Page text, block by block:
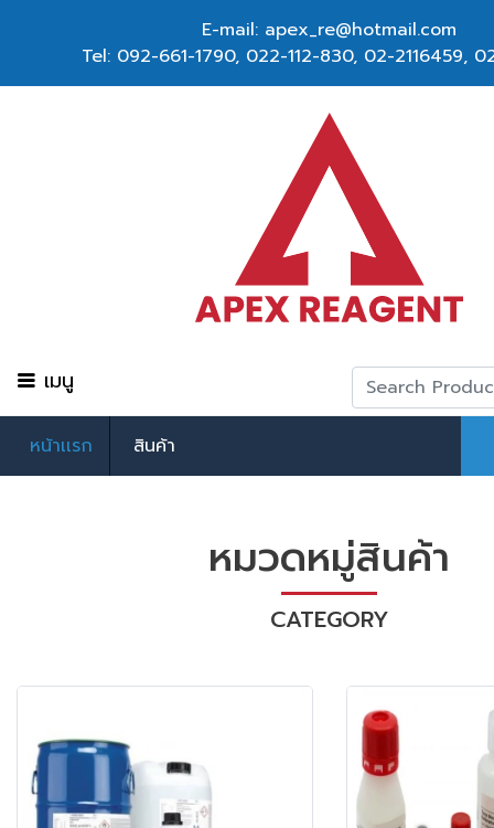
E-mail: apex_re@hotmail.com
Tel: 092-661-1790, 022-112-830, 02-2116459,
เมนู
หน้าเเรก สินค้า
หมวดหมู่สินค้า
CATEGORY